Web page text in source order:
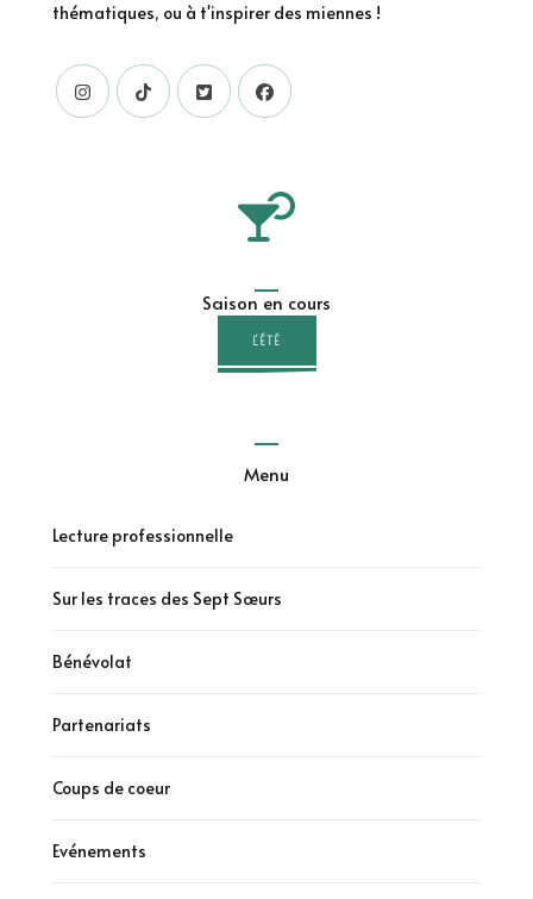
thématiques, ou à t'inspirer des miennes !
Saison en cours
L'ÉTÉ
Menu
Lecture professionnelle
Sur les traces des Sept Sœurs
Bénévolat
Partenariats
Coups de coeur
Evénements